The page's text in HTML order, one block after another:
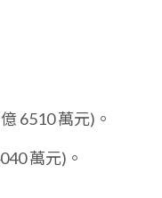
6510 萬元)。
萬元)。